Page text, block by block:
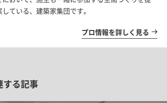
している、建築家集団です。
プロ情報を詳しく見る
する記事